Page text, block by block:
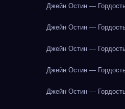
Джейн Остин —
Джейн Остин —
Джейн Остин —
Джейн Остин —
Джейн Остин —